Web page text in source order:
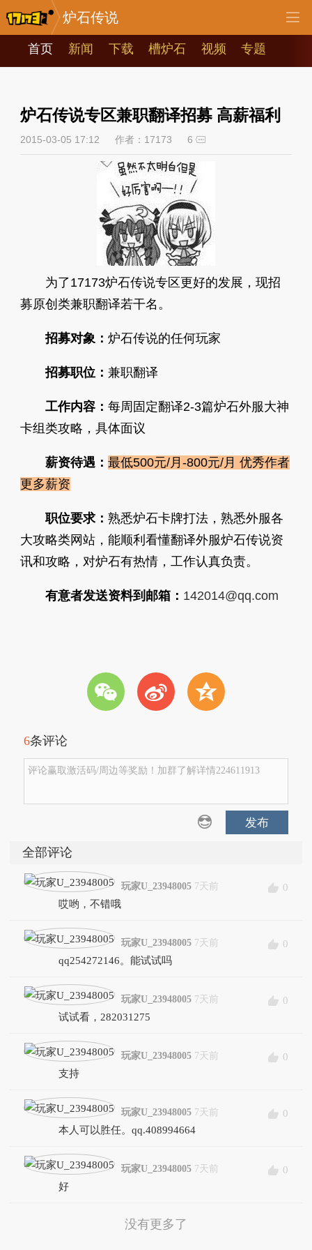
炉石传说
首页 新闻 下载 槽炉石 视频 专题
炉石传说专区兼职翻译招募 高薪福利
2015-03-05 17:12 作者：17173 6
为了17173炉石传说专区更好的发展，现招
募原创类兼职翻译若干名。
招募对象： 炉石传说的任何玩家
招募职位： 兼职翻译
工作内容： 每周固定翻译2-3篇炉石外服大神
卡组类攻略，具体面议
薪资待遇： 最低500元/月-800元/月 优秀作者
更多薪资
职位要求： 熟悉炉石卡牌打法，熟悉外服各
大攻略类网站，能顺利看懂翻译外服炉石传说资
讯和攻略，对炉石有热情，工作认真负责。
有意者发送资料到邮箱： 142014@qq.com
w t z
6条评论
评论赢取激活码/周边等奖励！加群了解详情224611913
发布
全部评论
玩家U_23948005 7天前
0
哎哟，不错哦
玩家U_23948005 7天前
0
qq254272146。能试试吗
玩家U_23948005 7天前
0
试试看，282031275
玩家U_23948005 7天前
0
支持
玩家U_23948005 7天前
0
本人可以胜任。qq.408994664
玩家U_23948005 7天前
0
好
没有更多了